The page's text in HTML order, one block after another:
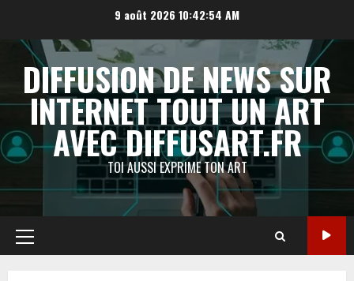
contenu
9 août 202610:42:55 AM
DIFFUSION DE NEWS SUR
INTERNET TOUT UN ART
AVEC DIFFUSART.FR
TOI AUSSI EXPRIME TON ART
Menu
principal